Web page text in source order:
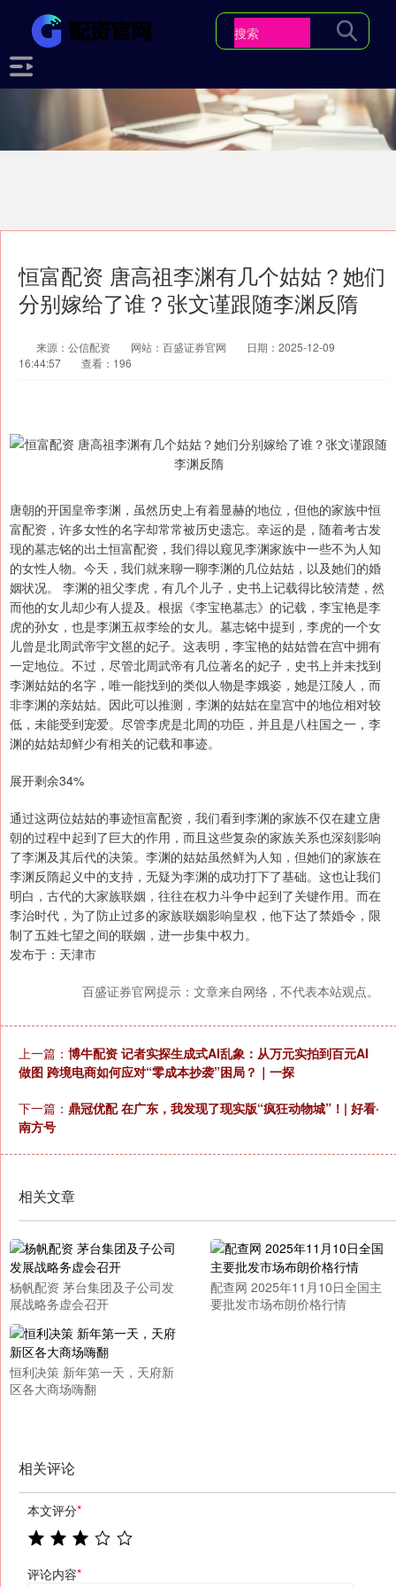
恒富配资 唐高祖李渊有几个姑姑？她们
分别嫁给了谁？张文谨跟随李渊反隋
来源：公信配资 网站：百盛证券官网
日期：2025-12-09
16:44:57
查看：196
唐朝的开国皇帝李渊，虽然历史上有着显赫的地位，但他的家族中恒
富配资，许多女性的名字却常常被历史遗忘。幸运的是，随着考古发
现的墓志铭的出土恒富配资，我们得以窥见李渊家族中一些不为人知
的女性人物。今天，我们就来聊一聊李渊的几位姑姑，以及她们的婚
姻状况。 李渊的祖父李虎，有几个儿子，史书上记载得比较清楚，然
而他的女儿却少有人提及。根据《李宝艳墓志》的记载，李宝艳是李
虎的孙女，也是李渊五叔李绘的女儿。墓志铭中提到，李虎的一个女
儿曾是北周武帝宇文邕的妃子。这表明，李宝艳的姑姑曾在宫中拥有
一定地位。不过，尽管北周武帝有几位著名的妃子，史书上并未找到
李渊姑姑的名字，唯一能找到的类似人物是李娥姿，她是江陵人，而
非李渊的亲姑姑。因此可以推测，李渊的姑姑在皇宫中的地位相对较
低，未能受到宠爱。尽管李虎是北周的功臣，并且是八柱国之一，李
渊的姑姑却鲜少有相关的记载和事迹。
展开剩余34%
通过这两位姑姑的事迹恒富配资，我们看到李渊的家族不仅在建立唐
朝的过程中起到了巨大的作用，而且这些复杂的家族关系也深刻影响
了李渊及其后代的决策。李渊的姑姑虽然鲜为人知，但她们的家族在
李渊反隋起义中的支持，无疑为李渊的成功打下了基础。这也让我们
明白，古代的大家族联姻，往往在权力斗争中起到了关键作用。而在
李治时代，为了防止过多的家族联姻影响皇权，他下达了禁婚令，限
制了五姓七望之间的联姻，进一步集中权力。
发布于：天津市
百盛证券官网提示：文章来自网络，不代表本站观点。
上一篇： 博牛配资 记者实探生成式AI乱象：从万元实拍到百元AI
做图 跨境电商如何应对“零成本抄袭”困局？｜一探
下一篇： 鼎冠优配 在广东，我发现了现实版“疯狂动物城”！| 好看·
南方号
相关文章
杨帆配资 茅台集团及子公司发
展战略务虚会召开
配查网 2025年11月10日全国主
要批发市场布朗价格行情
恒利决策 新年第一天，天府新
区各大商场嗨翻
相关评论
本文评分*
评论内容*